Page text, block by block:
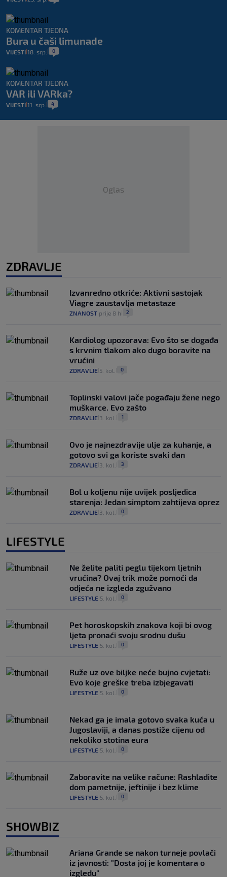
KOMENTAR TJEDNA
Bura u čaši limunade
VIJESTI 18. srp. 0
KOMENTAR TJEDNA
VAR ili VARka?
VIJESTI 11. srp. 4
Oglas
ZDRAVLJE
Izvanredno otkriće: Aktivni sastojak
Viagre zaustavlja metastaze
ZNANOST prije 8 h 2
Kardiolog upozorava: Evo što se događa
s krvnim tlakom ako dugo boravite na
vrućini
ZDRAVLJE 5. kol. 0
Toplinski valovi jače pogađaju žene nego
muškarce. Evo zašto
ZDRAVLJE 3. kol. 1
Ovo je najnezdravije ulje za kuhanje, a
gotovo svi ga koriste svaki dan
ZDRAVLJE 3. kol. 3
Bol u koljenu nije uvijek posljedica
starenja: Jedan simptom zahtijeva oprez
ZDRAVLJE 3. kol. 0
LIFESTYLE
Ne želite paliti peglu tijekom ljetnih
vrućina? Ovaj trik može pomoći da
odjeća ne izgleda zgužvano
LIFESTYLE 5. kol. 0
Pet horoskopskih znakova koji bi ovog
ljeta pronaći svoju srodnu dušu
LIFESTYLE 5. kol. 0
Ruže uz ove biljke neće bujno cvjetati:
Evo koje greške treba izbjegavati
LIFESTYLE 5. kol. 0
Nekad ga je imala gotovo svaka kuća u
Jugoslaviji, a danas postiže cijenu od
nekoliko stotina eura
LIFESTYLE 5. kol. 0
Zaboravite na velike račune: Rashladite
dom pametnije, jeftinije i bez klime
LIFESTYLE 5. kol. 0
SHOWBIZ
Ariana Grande se nakon turneje povlači
iz javnosti: "Dosta joj je komentara o
izgledu"